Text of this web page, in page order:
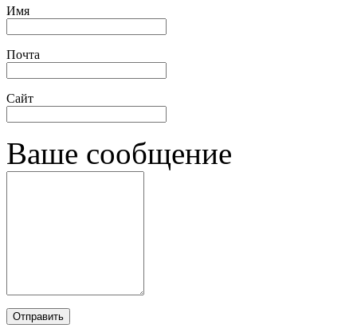
Имя
Почта
Сайт
Ваше сообщение